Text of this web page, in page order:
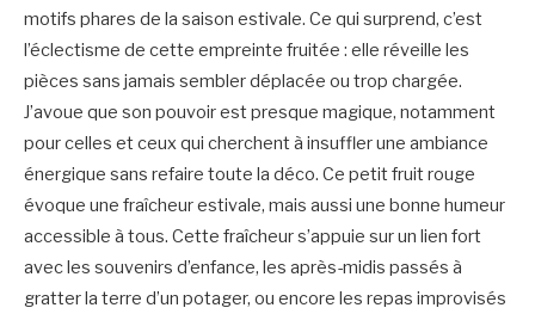
motifs phares de la saison estivale. Ce qui surprend, c’est
l’éclectisme de cette empreinte fruitée : elle réveille les
pièces sans jamais sembler déplacée ou trop chargée.
J’avoue que son pouvoir est presque magique, notamment
pour celles et ceux qui cherchent à insuffler une ambiance
énergique sans refaire toute la déco. Ce petit fruit rouge
évoque une fraîcheur estivale, mais aussi une bonne humeur
accessible à tous. Cette fraîcheur s’appuie sur un lien fort
avec les souvenirs d’enfance, les après-midis passés à
gratter la terre d’un potager, ou encore les repas improvisés